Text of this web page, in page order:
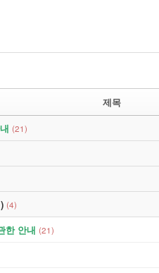
제목
(21)
(4)
한 안내 (21)